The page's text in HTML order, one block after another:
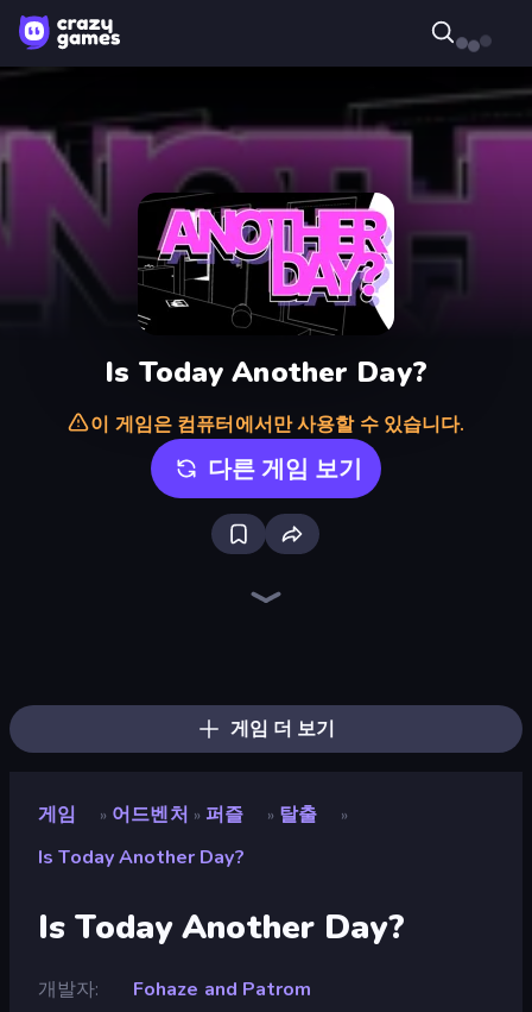
Is Today Another Day?
이 게임은 컴퓨터에서만 사용할 수 있습니다.
다른 게임 보기
게임 더 보기
게임 » 어드벤처 » 퍼즐 » 탈출 »
Is Today Another Day?
Is Today Another Day?
개발자
Fohaze and Patrom